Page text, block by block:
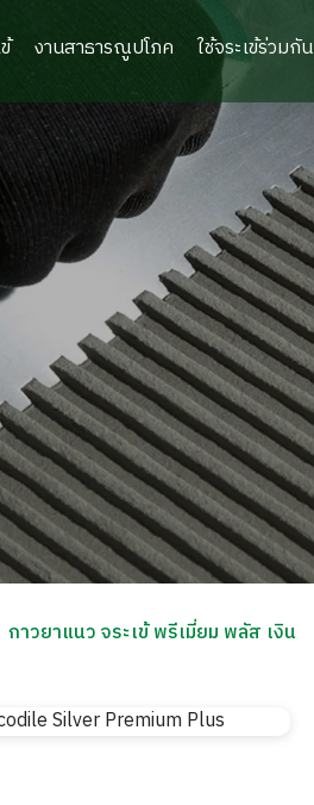
งานสาธารณูปโภค ใช้จระเข้ร่วมกัน
กาวยาแนว จระเข้ พรีเมี่ยม พลัส เงิน